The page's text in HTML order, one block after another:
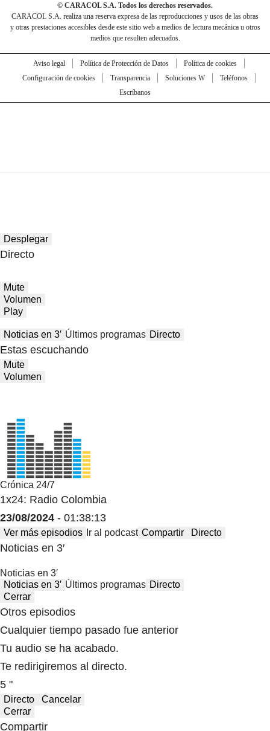
© CARACOL S.A. Todos los derechos reservados.
CARACOL S.A. realiza una reserva expresa de las reproducciones y usos de las obras
y otras prestaciones accesibles desde este sitio web a medios de lectura mecánica u otros
medios que resulten adecuados.
Aviso legal Política de Protección de Datos
Política de cookies
Configuración de cookies
Transparencia Soluciones W
Teléfonos
Escríbanos
Desplegar
Directo
Mute
Volumen
Play
Noticias en 3′ Últimos programas Directo
Estas escuchando
Mute
Volumen
Crónica 24/7
1x24: Radio Colombia
23/08/2024 - 01:38:13
Ver más episodios Ir al podcast Compartir Directo
Noticias en 3′
Noticias en 3′
Noticias en 3′ Últimos programas Directo
Cerrar
Otros episodios
Cualquier tiempo pasado fue anterior
Tu audio se ha acabado.
Te redirigiremos al directo.
5 "
Directo
Cancelar
Cerrar
Compartir